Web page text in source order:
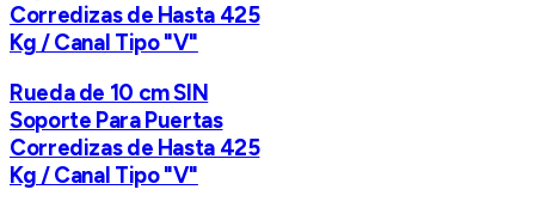
Corredizas de Hasta 425
Kg / Canal Tipo "V"
Rueda de 10 cm SIN
Soporte Para Puertas
Corredizas de Hasta 425
Kg / Canal Tipo "V"